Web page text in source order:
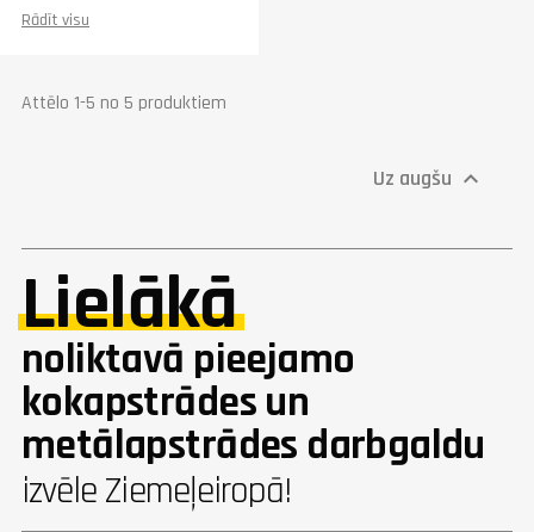
600x500
Rādīt visu
Attēlo 1-5 no 5 produktiem
Uz augšu 
Lielākā
noliktavā pieejamo
kokapstrādes un
metālapstrādes darbgaldu
izvēle Ziemeļeiropā!